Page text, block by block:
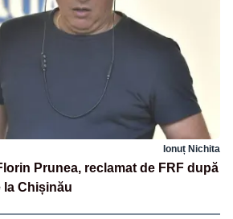
Ionuț Nichita
Prunea, reclamat de FRF după
la Chișinău